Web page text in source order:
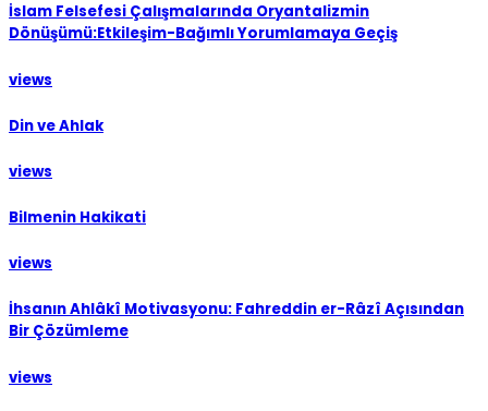
İslam Felsefesi Çalışmalarında Oryantalizmin
Dönüşümü:Etkileşim-Bağımlı Yorumlamaya Geçiş
views
Din ve Ahlak
views
Bilmenin Hakikati
views
İhsanın Ahlâkî Motivasyonu: Fahreddin er-Râzî Açısından
Bir Çözümleme
views